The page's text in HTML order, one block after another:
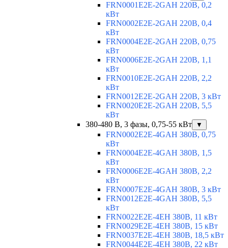
FRN0001E2E-2GAH 220В, 0,2
кВт
FRN0002E2E-2GAH 220В, 0,4
кВт
FRN0004E2E-2GAH 220В, 0,75
кВт
FRN0006E2E-2GAH 220В, 1,1
кВт
FRN0010E2E-2GAH 220В, 2,2
кВт
FRN0012E2E-2GAH 220В, 3 кВт
FRN0020E2E-2GAH 220В, 5,5
кВт
380-480 В, 3 фазы, 0,75-55 кВт
▼
FRN0002E2E-4GAH 380В, 0,75
кВт
FRN0004E2E-4GAH 380В, 1,5
кВт
FRN0006E2E-4GAH 380В, 2,2
кВт
FRN0007E2E-4GAH 380В, 3 кВт
FRN0012E2E-4GAH 380В, 5,5
кВт
FRN0022E2E-4EH 380В, 11 кВт
FRN0029E2E-4EH 380В, 15 кВт
FRN0037E2E-4EH 380В, 18,5 кВт
FRN0044E2E-4EH 380В, 22 кВт